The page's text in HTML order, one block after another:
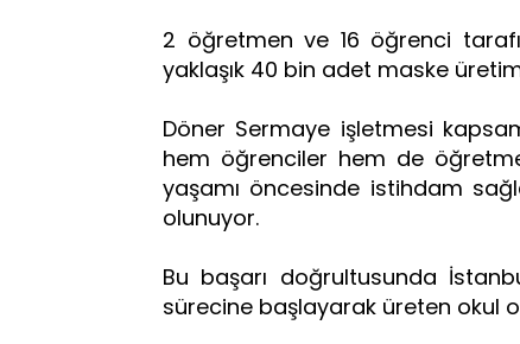
2 öğretmen ve 16 öğrenci
yaklaşık 40 bin adet maske
Döner Sermaye işletmesi
hem öğrenciler hem de
yaşamı öncesinde istihdam
olunuyor.
Bu başarı doğrultusunda
sürecine başlayarak üreten okul